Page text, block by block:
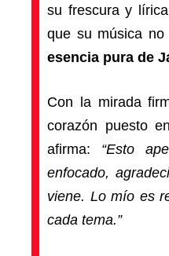
su frescura y
que su música
esencia pura de
Con la mirada
corazón puesto
afirma: “Esto
enfocado,
viene. Lo mío es
cada tema.”